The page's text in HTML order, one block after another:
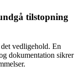
tilstopning
vedligehold. En
dokumentation sikrer